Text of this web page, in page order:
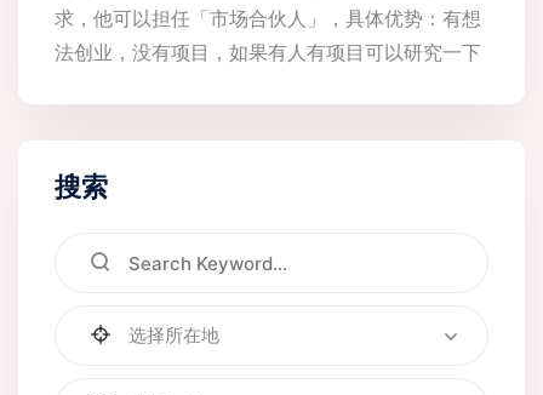
求，他可以担任「市场合伙人」，具体优势：有想
法创业，没有项目，如果有人有项目可以研究一下
搜索
选择所在地